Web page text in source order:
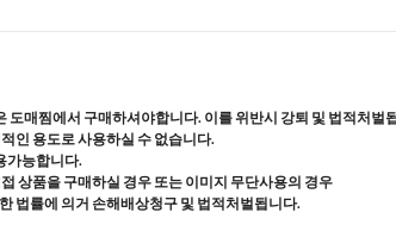
도매찜에서 구매하셔야합니다. 이를 위반시 강퇴 및 법적처벌
인 용도로 사용하실 수 없습니다.
가능합니다.
상품을 구매하실 경우 또는 이미지 무단사용의 경우
법률에 의거 손해배상청구 및 법적처벌됩니다.